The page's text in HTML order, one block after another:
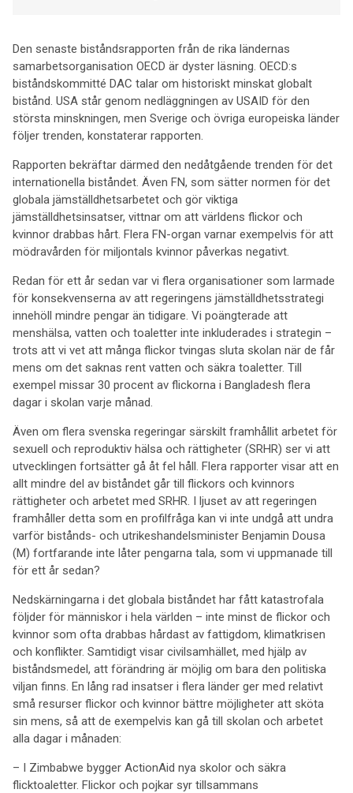
Den senaste biståndsrapporten från de rika ländernas
samarbetsorganisation OECD är dyster läsning. OECD:s
biståndskommitté DAC talar om historiskt minskat globalt
bistånd. USA står genom nedläggningen av USAID för den
största minskningen, men Sverige och övriga europeiska länder
följer trenden, konstaterar rapporten.
Rapporten bekräftar därmed den nedåtgående trenden för det
internationella biståndet. Även FN, som sätter normen för det
globala jämställdhetsarbetet och gör viktiga
jämställdhetsinsatser, vittnar om att världens flickor och
kvinnor drabbas hårt. Flera FN-organ varnar exempelvis för att
mödravården för miljontals kvinnor påverkas negativt.
Redan för ett år sedan var vi flera organisationer som larmade
för konsekvenserna av att regeringens jämställdhetsstrategi
innehöll mindre pengar än tidigare. Vi poängterade att
menshälsa, vatten och toaletter inte inkluderades i strategin –
trots att vi vet att många flickor tvingas sluta skolan när de får
mens om det saknas rent vatten och säkra toaletter. Till
exempel missar 30 procent av flickorna i Bangladesh flera
dagar i skolan varje månad.
Även om flera svenska regeringar särskilt framhållit arbetet för
sexuell och reproduktiv hälsa och rättigheter (SRHR) ser vi att
utvecklingen fortsätter gå åt fel håll. Flera rapporter visar att en
allt mindre del av biståndet går till flickors och kvinnors
rättigheter och arbetet med SRHR. I ljuset av att regeringen
framhåller detta som en profilfråga kan vi inte undgå att undra
varför bistånds- och utrikeshandelsminister Benjamin Dousa
(M) fortfarande inte låter pengarna tala, som vi uppmanade till
för ett år sedan?
Nedskärningarna i det globala biståndet har fått katastrofala
följder för människor i hela världen – inte minst de flickor och
kvinnor som ofta drabbas hårdast av fattigdom, klimatkrisen
och konflikter. Samtidigt visar civilsamhället, med hjälp av
biståndsmedel, att förändring är möjlig om bara den politiska
viljan finns. En lång rad insatser i flera länder ger med relativt
små resurser flickor och kvinnor bättre möjligheter att sköta
sin mens, så att de exempelvis kan gå till skolan och arbetet
alla dagar i månaden:
– I Zimbabwe bygger ActionAid nya skolor och säkra
flicktoaletter. Flickor och pojkar syr tillsammans